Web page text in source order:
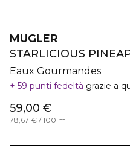
MUGLER
STARLICIOUS
Eaux Gourmandes
59 punti fedeltà grazie a
59,00 €
78,67 € / 100 ml